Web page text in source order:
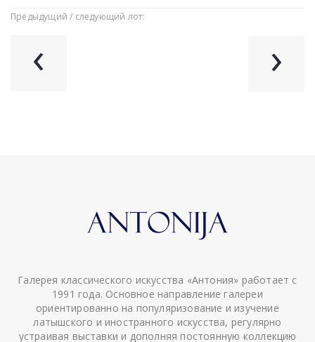
Предыдущий / следующий лот:
‹ ›
Галерея классического искусства «Антония» работает с
1991 года. Основное направление галереи
ориентированно на популяризование и изучение
латышского и иностранного искусства, регулярно
устраивая выставки и дополняя постоянную коллекцию